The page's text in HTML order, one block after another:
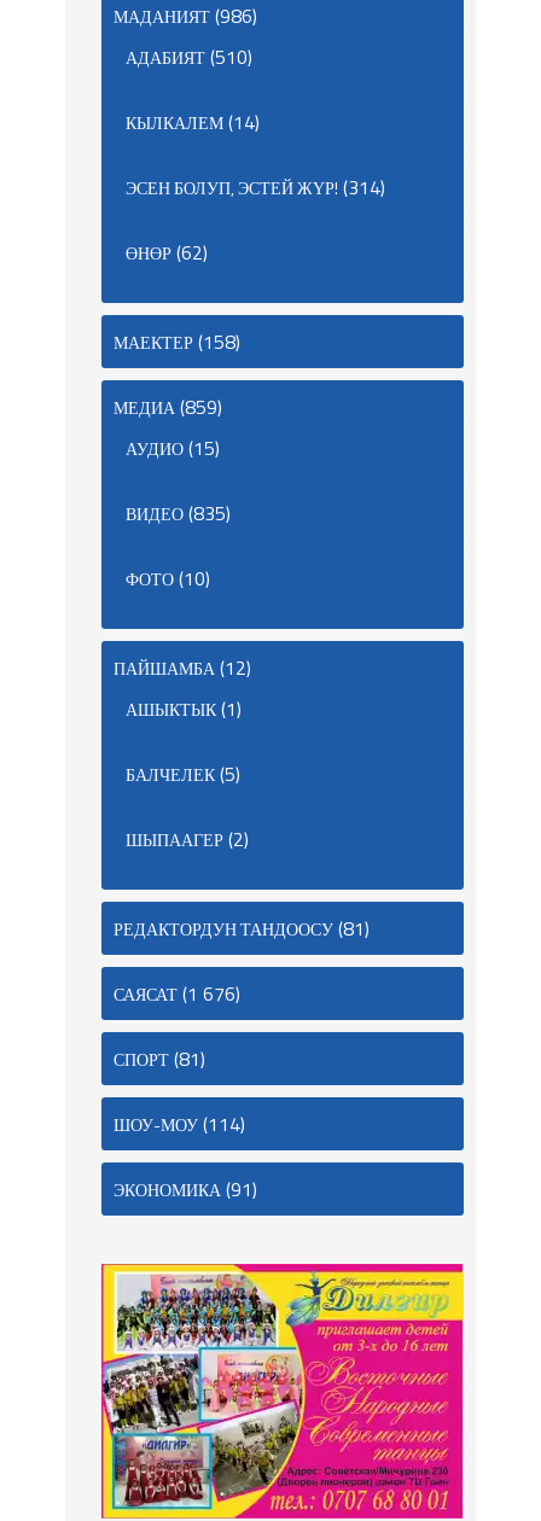
МАДАНИЯТ(986)
АДАБИЯТ(510)
КЫЛКАЛЕМ(14)
ЭСЕН БОЛУП, ЭСТЕЙ ЖҮР! (314)
ӨНӨР(62)
МАЕКТЕР(158)
МЕДИА(859)
АУДИО(15)
ВИДЕО(835)
ФОТО(10)
ПАЙШАМБА(12)
АШЫКТЫК(1)
БАЛЧЕЛЕК(5)
ШЫПААГЕР(2)
РЕДАКТОРДУН ТАНДООСУ(81)
САЯСАТ(1 676)
СПОРТ(81)
ШОУ-МОУ(114)
ЭКОНОМИКА(91)